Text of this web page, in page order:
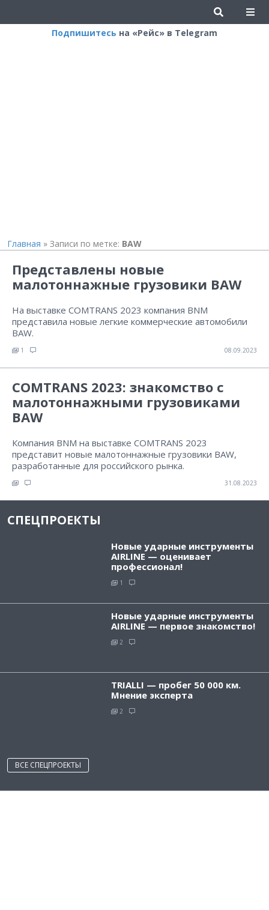
Подпишитесь на «Рейс» в Telegram
Главная » Записи по метке: BAW
Представлены новые
малотоннажные грузовики BAW
На выставке COMTRANS 2023 компания BNM
представила новые легкие коммерческие автомобили
BAW.
1 08.09.2023
COMTRANS 2023: знакомство с
малотоннажными грузовиками
BAW
Компания BNM на выставке COMTRANS 2023
представит новые малотоннажные грузовики BAW,
разработанные для российского рынка.
31.08.2023
СПЕЦПРОЕКТЫ
Новые ударные инструменты
AIRLINE — оценивает
профессионал!
1
Новые ударные инструменты
AIRLINE — первое знакомство!
2
TRIALLI — пробег 50 000 км.
Мнение эксперта
2
ВСЕ СПЕЦПРОЕКТЫ